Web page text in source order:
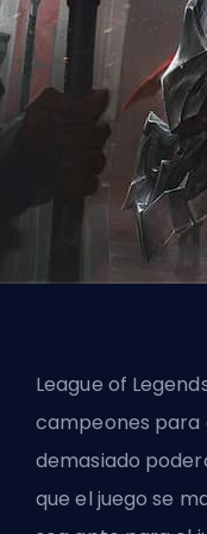
League of
campeones para
demasiado
que el juego se